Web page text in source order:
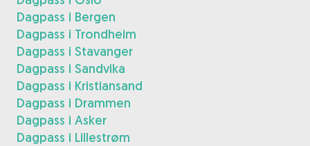
Dagpass i Bergen
Dagpass i Trondheim
Dagpass i Stavanger
Dagpass i Sandvika
Dagpass i Kristiansand
Dagpass i Drammen
Dagpass i Asker
Dagpass i Lillestrøm